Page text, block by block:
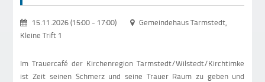
15.11.2026 (15:00- 17:00)
Gemeindehaus Tarmstedt,
Kleine Trift 1
Im Trauercafé der Kirchenregion Tarmstedt/Wilstedt/Kirchtimke
ist Zeit seinen Schmerz und seine Trauer Raum zu geben und